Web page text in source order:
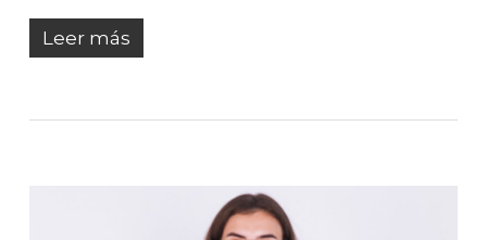
Leer más